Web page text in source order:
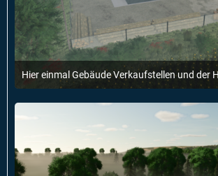
7. Februar 2025 um 12:51
1